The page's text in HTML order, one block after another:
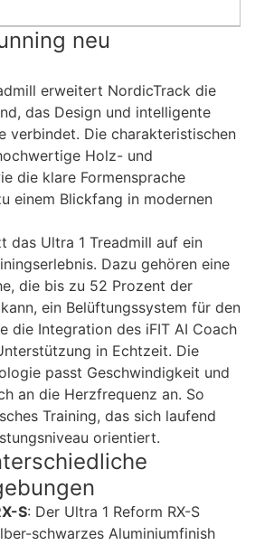
neu
erweitert NordicTrack die
das Design und intelligente
verbindet. Die charakteristischen
Holz- und
die klare Formensprache
einem Blickfang in modernen
das Ultra 1 Treadmill auf ein
Dazu gehören eine
die bis zu 52 Prozent der
ein Belüftungssystem für den
die Integration des iFIT AI Coach
in Echtzeit. Die
passt Geschwindigkeit und
an die Herzfrequenz an. So
Training, das sich laufend
orientiert.
S: Der Ultra 1 Reform RX-S
schwarzes Aluminiumfinish